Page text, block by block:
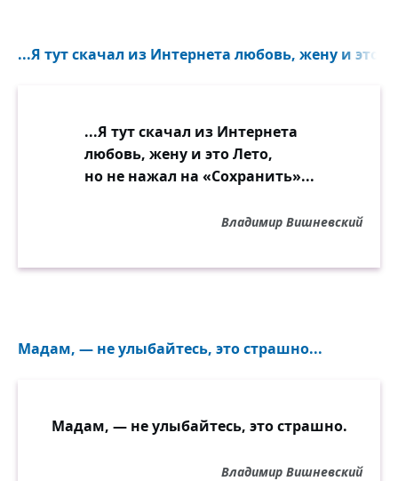
...Я тут скачал из Интернета любовь, жену и это
...Я тут скачал из Интернета
любовь, жену и это Лето,
но не нажал на «Сохранить»...
Владимир Вишневский
Мадам, — не улыбайтесь, это страшно...
Мадам, — не улыбайтесь, это страшно.
Владимир Вишневский